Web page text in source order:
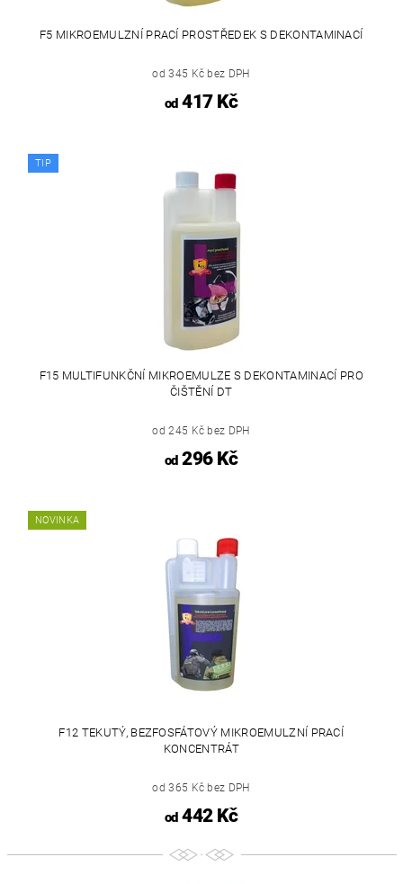
F5 MIKROEMULZNÍ PRACÍ PROSTŘEDEK S DEKONTAMINACÍ
od 345 Kč bez DPH
od417 Kč
TIP
F15 MULTIFUNKČNÍ MIKROEMULZE S DEKONTAMINACÍ PRO
ČIŠTĚNÍ DT
od 245 Kč bez DPH
od296 Kč
NOVINKA
F12 TEKUTÝ, BEZFOSFÁTOVÝ MIKROEMULZNÍ PRACÍ
KONCENTRÁT
od 365 Kč bez DPH
od442 Kč